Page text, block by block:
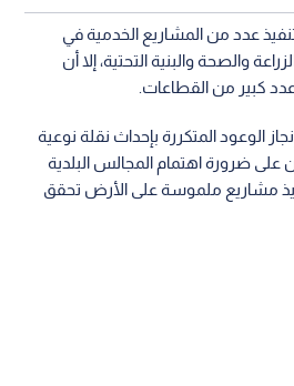
عدد من المشاريع الخدمية في
والصحة والبنية التحتية، إلا أن
كبير من القطاعات.
الوعود المتكررة بإحداث نقلة نوعية
على ضرورة اهتمام المجالس البلدية
مشاريع ملموسة على الأرض تحقق